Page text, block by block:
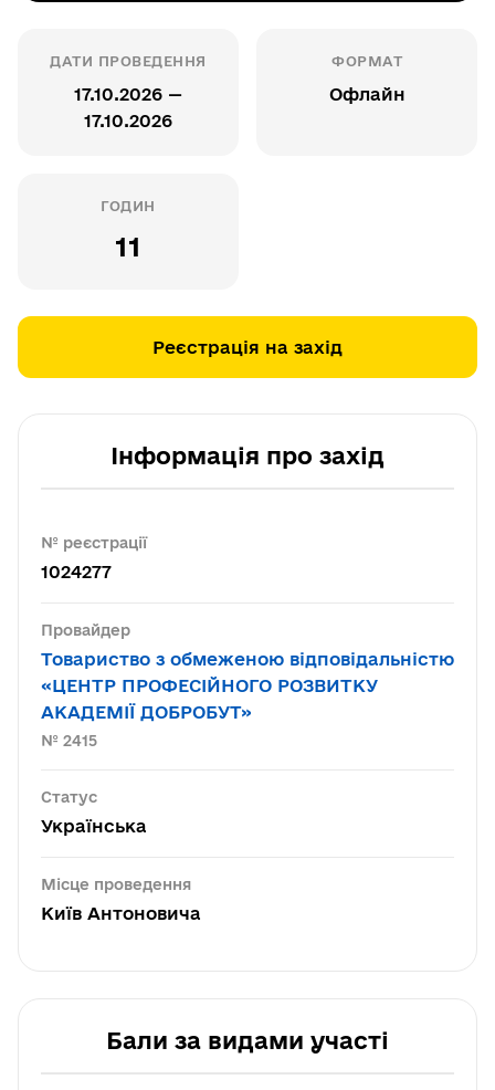
ДАТИ ПРОВЕДЕННЯ
17.10.2026 —
17.10.2026
ФОРМАТ
Офлайн
ГОДИН
11
Реєстрація на захід
Інформація про захід
№ реєстрації
1024277
Провайдер
Товариство з обмеженою відповідальністю
«ЦЕНТР ПРОФЕСІЙНОГО РОЗВИТКУ
АКАДЕМІЇ ДОБРОБУТ»
№ 2415
Статус
Українська
Місце проведення
Київ Антоновича
Бали за видами участі